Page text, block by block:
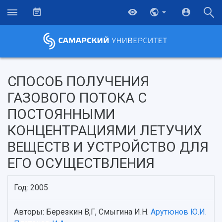
НАЗАД
История
Главные новости
Почему я выбираю Самарский университет?
Основные научные направления
СПОСОБ ПОЛУЧЕНИЯ
ГАЗОВОГО ПОТОКА С
ПОСТОЯННЫМИ
КОНЦЕНТРАЦИЯМИ ЛЕТУЧИХ
ВЕЩЕСТВ И УСТРОЙСТВО ДЛЯ
ЕГО ОСУЩЕСТВЛЕНИЯ
Год: 2005
Авторы: Березкин В,Г, Смыгина И.Н. Арутюнов Ю.И.